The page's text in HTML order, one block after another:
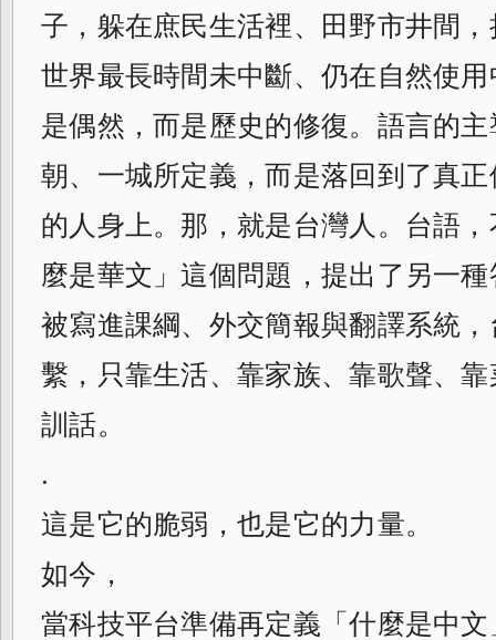
子，躲在庶民生活裡、田野市井間
世界最長時間未中斷、仍在自然使
是偶然，而是歷史的修復。語言的
朝、一城所定義，而是落回到了真
的人身上。那，就是台灣人。台語
麼是華文」這個問題，提出了另一
被寫進課綱、外交簡報與翻譯系統
繫，只靠生活、靠家族、靠歌聲、
訓話。
.
這是它的脆弱，也是它的力量。
如今，
當科技平台準備再定義「什麼是中